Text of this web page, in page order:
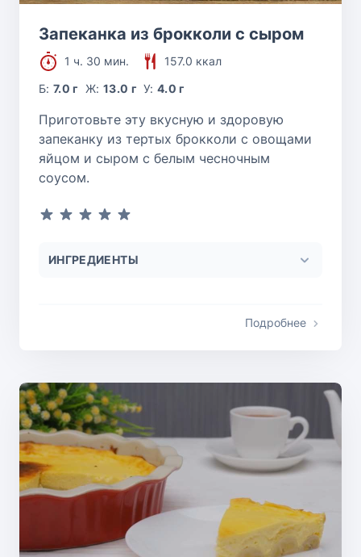
Запеканка из брокколи с сыром
1 ч. 30 мин.
157.0 ккал
Б:7.0 г Ж: 13.0 г У:4.0 г
Приготовьте эту вкусную и здоровую
запеканку из тертых брокколи с овощами
яйцом и сыром с белым чесночным
соусом.
ИНГРЕДИЕНТЫ
Подробнее